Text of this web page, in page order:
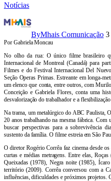
Notícias
No
Olho
da
Rua
ByMhais Comunicação 3
Por Gabriela Moncau
No olho da rua: O único filme brasileiro
Internacional de Montreal (Canadá) para
Filmes e do Festival Internacional Del
Seção Operas Primas. Estreante em longa-
um elenco que conta, entre outros, com
Conceição e Gabriela Flores, conta uma
desvalorização do trabalhador e a
Na trama, um metalúrgico do ABC Paulista,
20 anos trabalhando na mesma fábrica. Com
buscar perspectivas para a sobrevivência
sustento da família. O filme estreia em São
O diretor Rogério Corrêa faz cinema desde
curtas e médias metragens. Entre elas,
Queixadas (1978), Negra noite (1985),
território (2009). Corrêa conversou com a
influências, dificuldades e próximos projetos.